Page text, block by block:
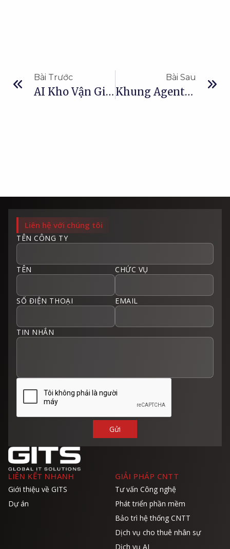
Bài Trước
AI Kho Vận Giúp Doanh Nghiệp Giảm 30% Chi Phí Vận Hành Kho Như Thế Nào?
Bài Sau
Khung Agentic AI: Chiến Lược Cốt Lõi Cho Mở Rộng AI Doanh Nghiệp
Liên hệ với chúng tôi
TÊN CÔNG TY
TÊN CHỨC VỤ
SỐ ĐIỆN THOẠI EMAIL
TIN NHẮN
LIÊN KẾT NHANH
Giới thiệu về GITS
Dự án
GIẢI PHÁP CNTT
Tư vấn Công nghệ
Phát triển phần mềm
Bảo trì hệ thống CNTT
Dịch vụ cho thuê nhân sự
Dịch vụ AI